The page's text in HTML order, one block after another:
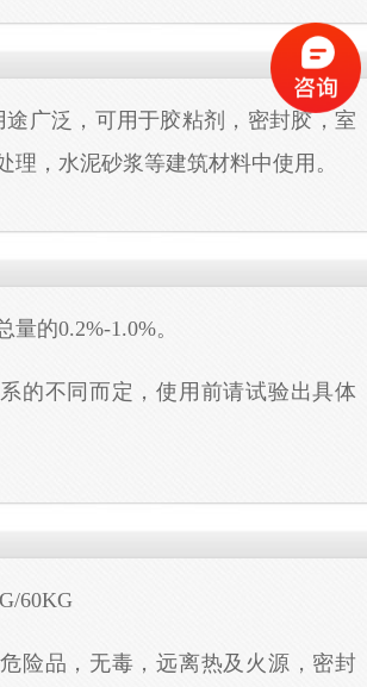
途广泛，可用于胶粘剂，密封胶，室
理，水泥砂浆等建筑材料中使用。
的0.2%-1.0%。
的不同而定，使用前请试验出具体
60KG
险品，无毒，远离热及火源，密封